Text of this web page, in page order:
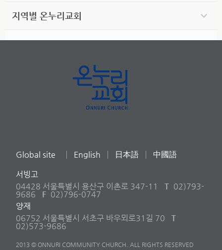
지역별 온누리교회
Global site English 日本語 中國語
서빙고
04428 서울특별시 용산구 이촌로 347-11
T 02)793-
9686
F 02)796-0747
양재
06752 서울특별시 서초구 바우뫼로31길 70
T
02)573-9686
2013 © ONNURI COMMUNITY CHURCH. ALL RIGHTS RESERVED